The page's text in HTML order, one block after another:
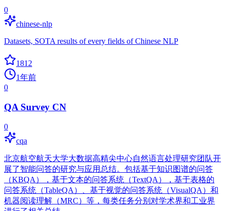
0
chinese-nlp
Datasets, SOTA results of every fields of Chinese NLP
1812
1年前
0
QA Survey CN
0
cqa
北京航空航天大学大数据高精尖中心自然语言处理研究团队开
展了智能问答的研究与应用总结。包括基于知识图谱的问答
（KBQA），基于文本的问答系统（TextQA），基于表格的
问答系统（TableQA）、基于视觉的问答系统（VisualQA）和
机器阅读理解（MRC）等，每类任务分别对学术界和工业界